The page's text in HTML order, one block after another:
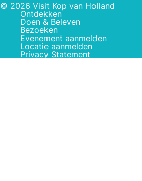
© 2026 Visit Kop van Holland
Ontdekken
Doen & Beleven
Bezoeken
Evenement aanmelden
Locatie aanmelden
Privacy Statement